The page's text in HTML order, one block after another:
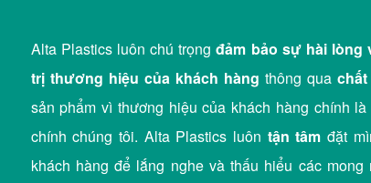
Alta Plastics luôn chú trọngđảm bảo sự hài lòng
trị thương hiệu của khách hàng thông qua
sản phẩm vì thương hiệu của khách hàng chính
chính chúng tôi. Alta Plastics luôn tận tâm đặt
khách hàng để lắng nghe và thấu hiểu các mong